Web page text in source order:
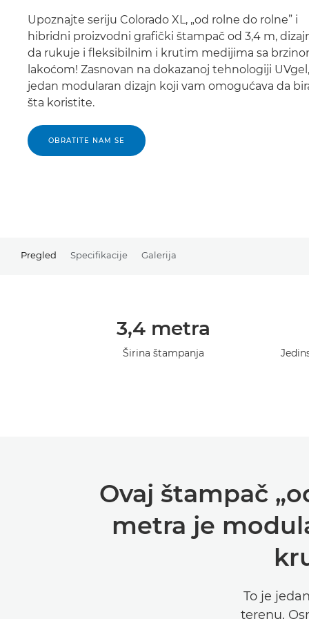
Upoznajte seriju Colorado XL, „od rolne do rolne” i
hibridni proizvodni grafički štampač od 3,4 m,
da rukuje i fleksibilnim i krutim medijima sa
lakoćom! Zasnovan na dokazanoj tehnologiji
jedan modularan dizajn koji vam omogućava da
šta koristite.
OBRATITE NAM SE
Pregled Specifikacije Galerija
3,4 metra
Širina štampanja
Ovaj štampač
metra je
To je
terenu.